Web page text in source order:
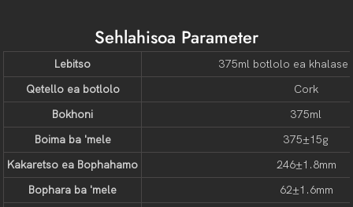
Sehlahisoa Parameter
Lebitso
375ml botlolo ea khalase
Qetello ea botlolo
Cork
Bokhoni
375ml
Boima ba 'mele
375±15g
Kakaretso ea Bophahamo
246±1.8mm
Bophara ba 'mele
62±1.6mm